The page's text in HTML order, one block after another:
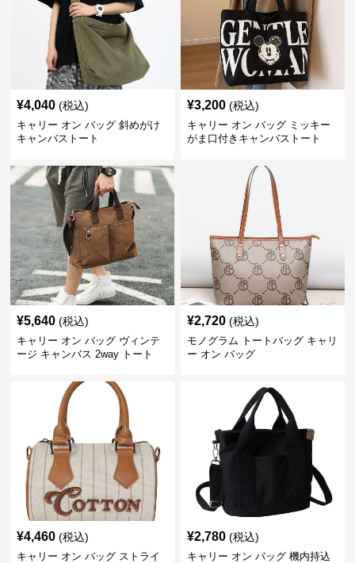
¥4,040 (税込)
キャリー オン バッグ 斜めがけ
キャンバストート
¥3,200 (税込)
キャリー オン バッグ ミッキー
がま口付きキャンバストート
¥5,640 (税込)
キャリー オン バッグ ヴィンテ
ージ キャンバス 2way トート
¥2,720 (税込)
モノグラム トートバッグ キャリ
ー オン バッグ
¥4,460 (税込)
キャリー オン バッグ ストライ
¥2,780 (税込)
キャリー オン バッグ 機内持込